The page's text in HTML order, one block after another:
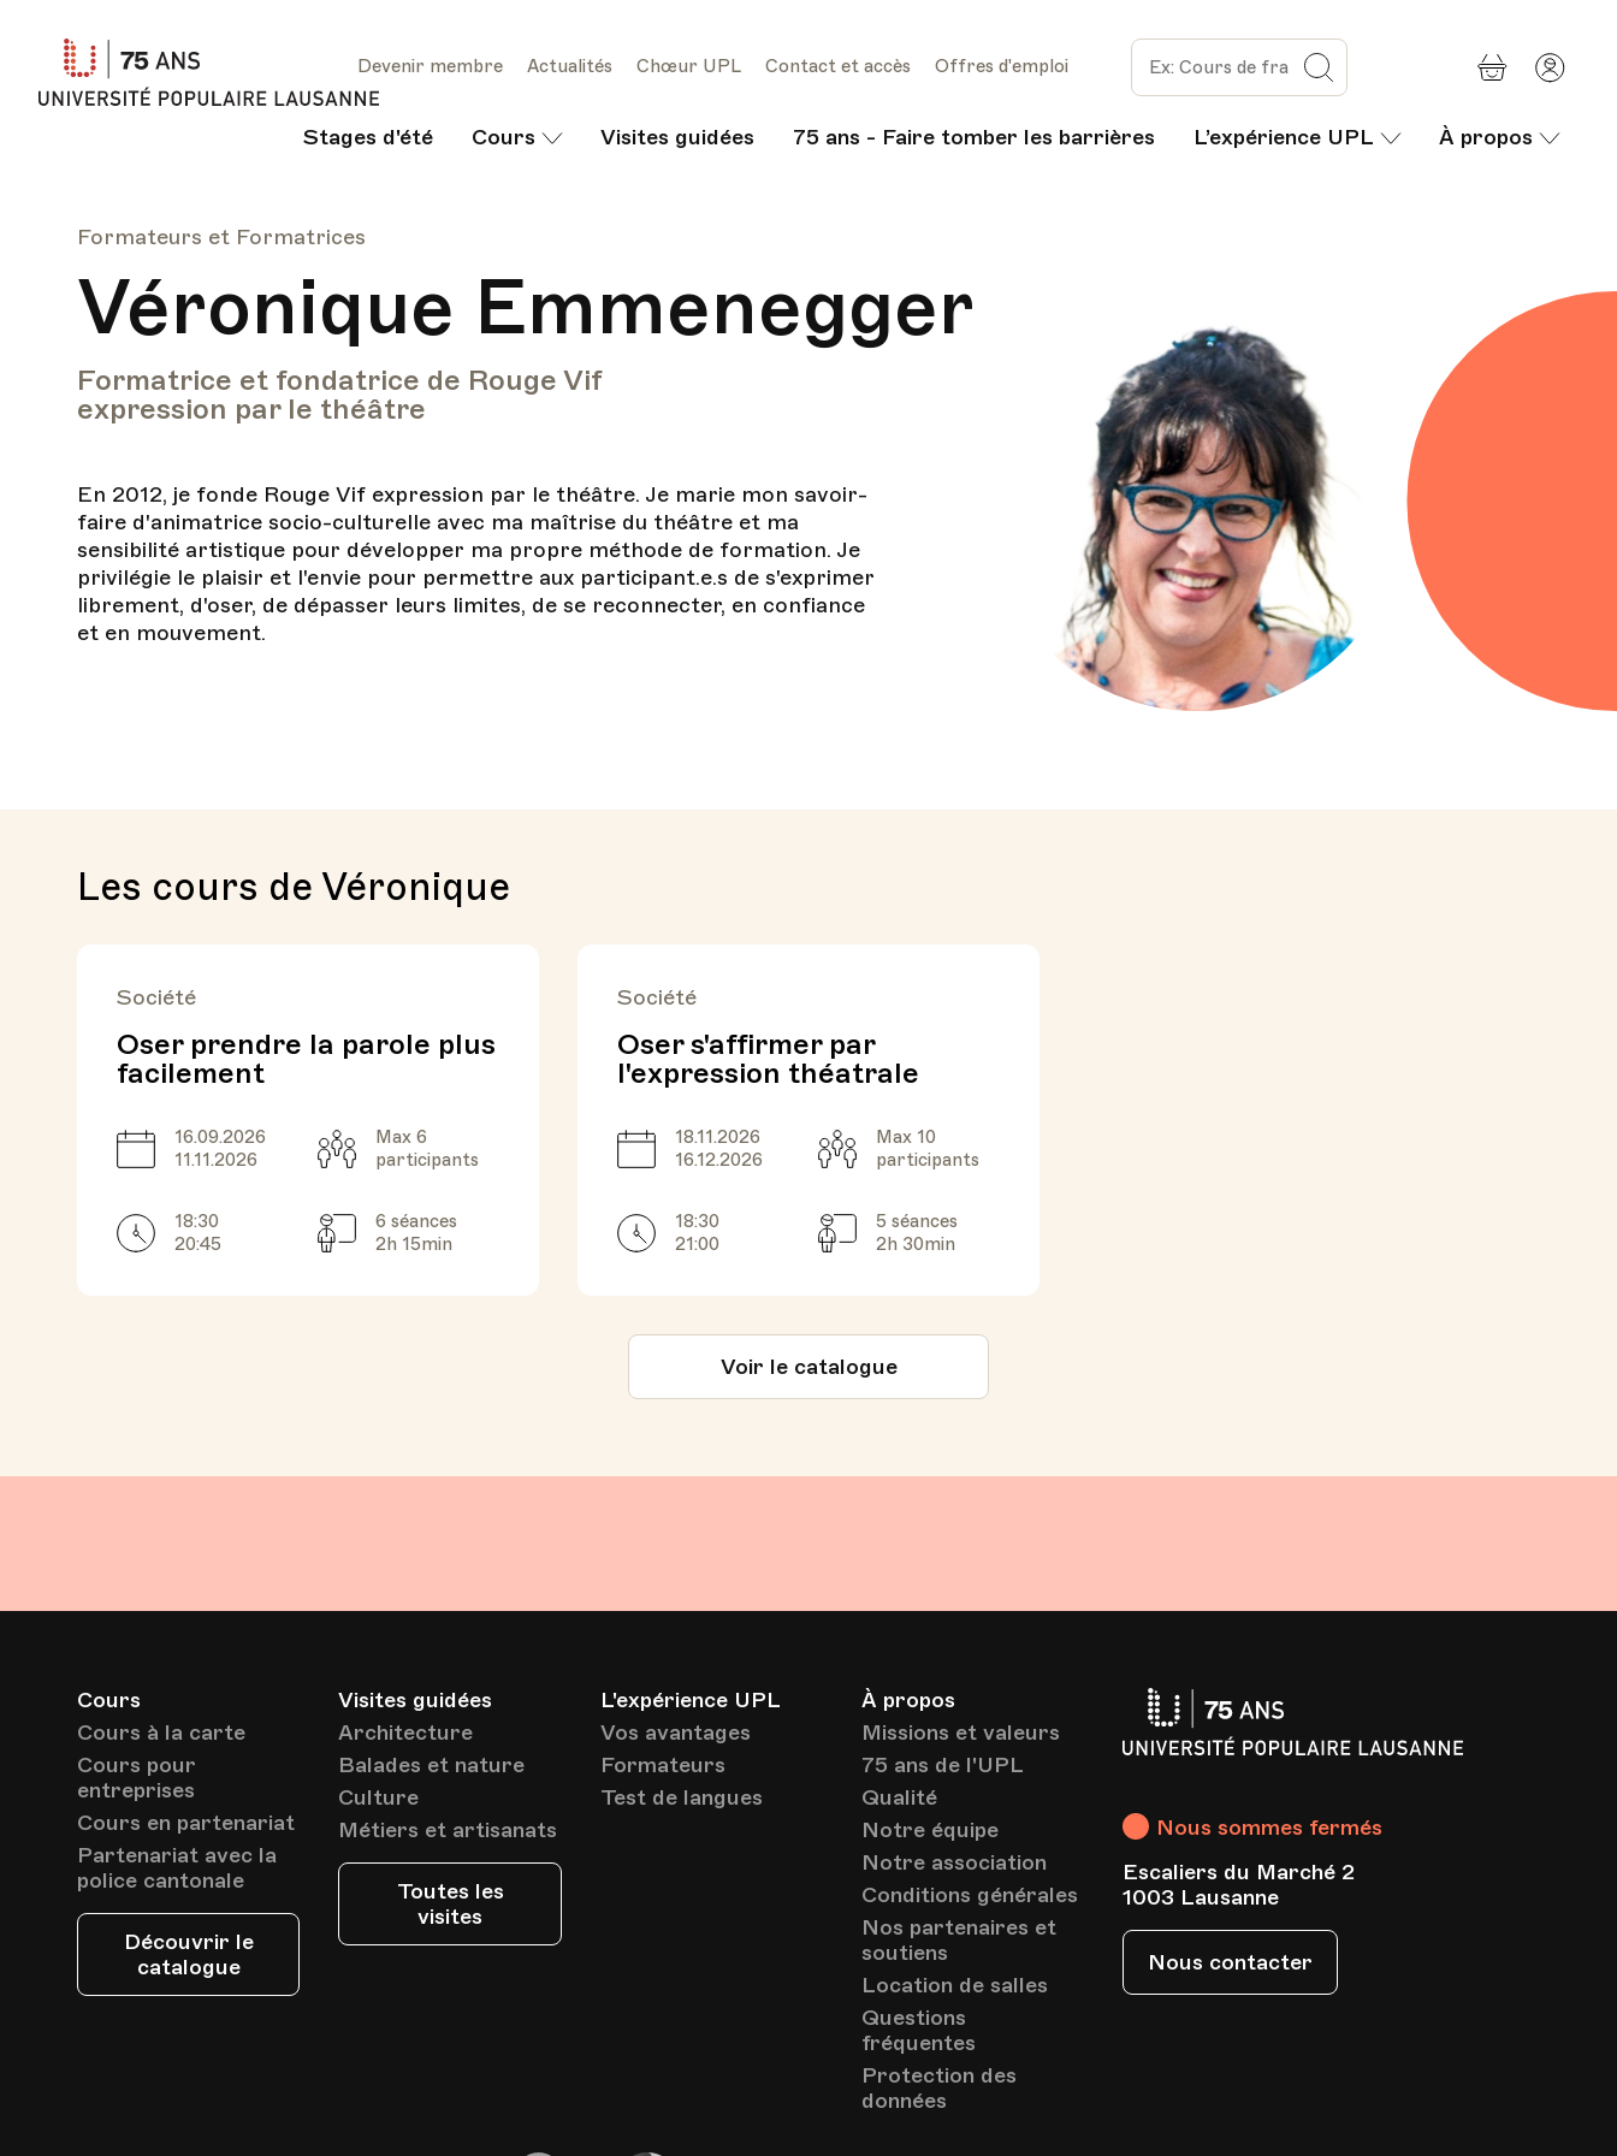
Université
Lausanne
Formateurs et Formatrices
Véronique Emmenegger
Formatrice et fondatrice de Rouge Vif
expression par le théâtre
En 2012, je fonde Rouge Vif expression par le théâtre. Je marie mon savoir-
faire d'animatrice socio-culturelle avec ma maîtrise du théâtre et ma
sensibilité artistique pour développer ma propre méthode de formation. Je
privilégie le plaisir et l'envie pour permettre aux participant.e.s de s'exprimer
librement, d'oser, de dépasser leurs limites, de se reconnecter, en confiance
et en mouvement.
Les cours de Véronique
Société
Oser prendre la parole plus
facilement
Date
16.09.2026
11.11.2026
Capacité
Max 6
participants
Horarires
18:30
20:45
Séances
6 séances
2h 15min
Société
Oser s'affirmer par
l'expression théatrale
Date
18.11.2026
16.12.2026
Capacité
Max 10
participants
Horarires
18:30
21:00
Séances
5 séances
2h 30min
Voir le catalogue
Cours
Cours à la carte
Cours pour
entreprises
Cours en partenariat
Partenariat avec la
police cantonale
Découvrir le
catalogue
Visites guidées
Architecture
Balades et nature
Culture
Métiers et artisanats
Toutes les
visites
L'expérience UPL
Vos avantages
Formateurs
Test de langues
À propos
Missions et valeurs
75 ans de l'UPL
Qualité
Notre équipe
Notre association
Conditions générales
Nos partenaires et
soutiens
Location de salles
Questions
fréquentes
Protection des
données
Nous sommes fermés
Escaliers du Marché 2
1003 Lausanne
Nous contacter
Panier
Stages d'été Cours Visites guidées 75 ans - Faire tomber les barrières L’expérience UPL À propos
Devenir membre Actualités Chœur UPL Contact et accès Offres d'emploi